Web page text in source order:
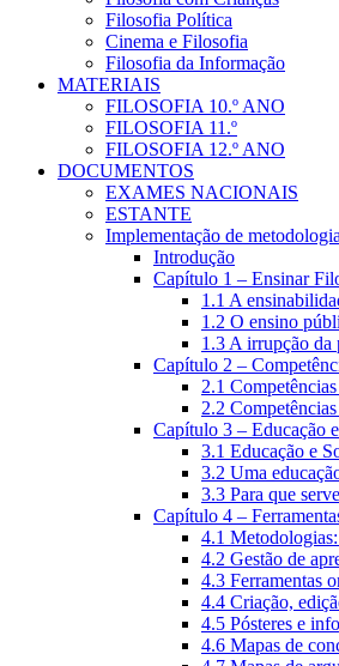
Filosofia Política
Cinema e Filosofia
Filosofia da Informação
MATERIAIS
FILOSOFIA 10.º ANO
FILOSOFIA 11.º
FILOSOFIA 12.º ANO
DOCUMENTOS
EXAMES NACIONAIS
ESTANTE
Implementação de
Introdução
Capítulo 1 – Ensinar
1.1 A
1.2 O ensino
1.3 A irrupção da
Capítulo 2 –
2.1
2.2
Capítulo 3 – Educação
3.1 Educação e
3.2 Uma
3.3 Para que
Capítulo 4 –
4.1
4.2 Gestão de
4.3 Ferramentas
4.4 Criação,
4.5 Pósteres e
4.6 Mapas de